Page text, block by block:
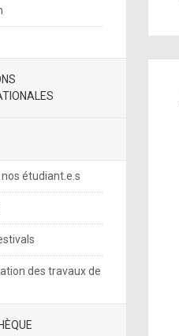
nos étudiant.e.s
des travaux de